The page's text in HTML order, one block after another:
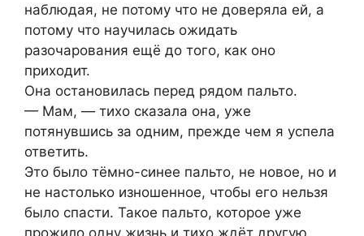
наблюдая, не потому что не доверяла ей, а
потому что научилась ожидать
разочарования ещё до того, как оно
приходит.
Она остановилась перед рядом пальто.
— Мам, — тихо сказала она, уже
потянувшись за одним, прежде чем я успела
ответить.
Это было тёмно-синее пальто, не новое, но и
не настолько изношенное, чтобы его нельзя
было спасти. Такое пальто, которое уже
прожило одну жизнь и тихо ждёт другую.